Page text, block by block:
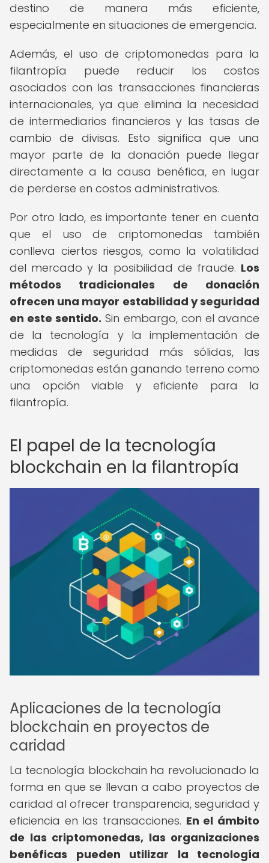
destino de manera más eficiente,
especialmente en situaciones de emergencia.
Además, el uso de criptomonedas para la
filantropía puede reducir los costos
asociados con las transacciones financieras
internacionales, ya que elimina la necesidad
de intermediarios financieros y las tasas de
cambio de divisas. Esto significa que una
mayor parte de la donación puede llegar
directamente a la causa benéfica, en lugar
de perderse en costos administrativos.
Por otro lado, es importante tener en cuenta
que el uso de criptomonedas también
conlleva ciertos riesgos, como la volatilidad
del mercado y la posibilidad de fraude. Los
métodos tradicionales de donación
ofrecen una mayor estabilidad y seguridad
en este sentido. Sin embargo, con el avance
de la tecnología y la implementación de
medidas de seguridad más sólidas, las
criptomonedas están ganando terreno como
una opción viable y eficiente para la
filantropía.
El papel de la tecnología
blockchain en la filantropía
Aplicaciones de la tecnología
blockchain en proyectos de
caridad
La tecnología blockchain ha revolucionado la
forma en que se llevan a cabo proyectos de
caridad al ofrecer transparencia, seguridad y
eficiencia en las transacciones. En el ámbito
de las criptomonedas, las organizaciones
benéficas pueden utilizar la tecnología